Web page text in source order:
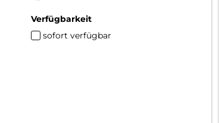
Verfügbarkeit
sofort verfügbar